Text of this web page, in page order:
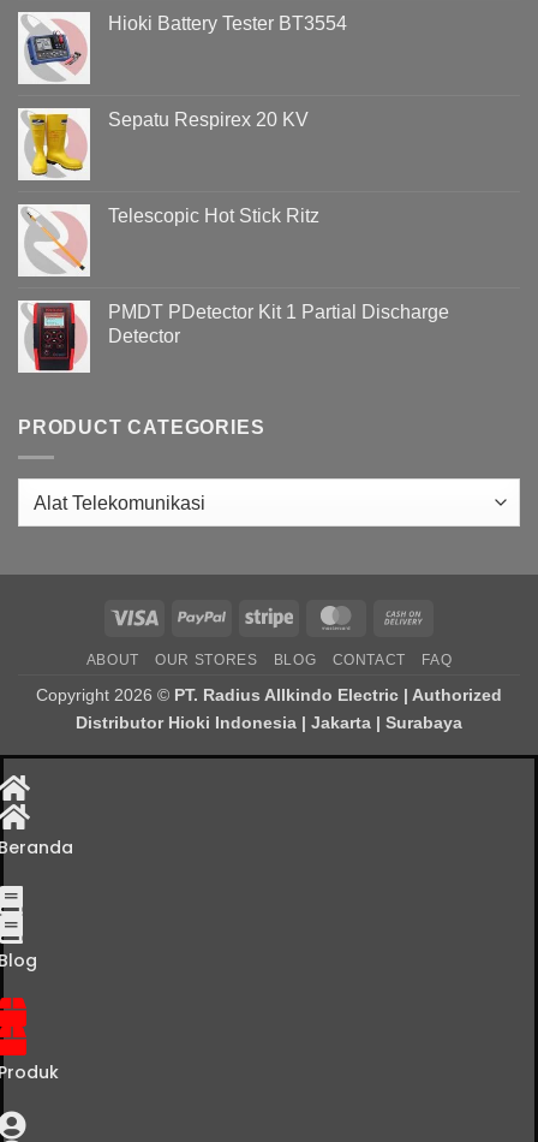
Hioki
Hotel
Hioki Battery Tester BT3554
Sepatu Respirex 20 KV
Telescopic Hot Stick Ritz
PMDT PDetector Kit 1 Partial Discharge
Detector
PRODUCT CATEGORIES
Visa PayPal Stripe MasterCard
Delivery
ABOUT OUR STORES BLOG CONTACT FAQ
Copyright 2026 © PT. Radius Allkindo Electric | Authorized
Distributor Hioki Indonesia | Jakarta | Surabaya